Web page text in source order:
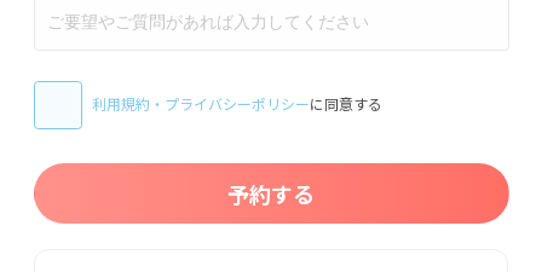
利用規約 ・ プライバシーポリシーに同意する
予約する